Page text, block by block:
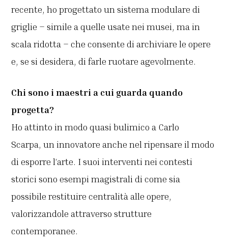
recente, ho progettato un sistema modulare di
griglie – simile a quelle usate nei musei, ma in
scala ridotta – che consente di archiviare le opere
e, se si desidera, di farle ruotare agevolmente.
Chi sono i maestri a cui guarda quando
progetta?
Ho attinto in modo quasi bulimico a Carlo
Scarpa, un innovatore anche nel ripensare il modo
di esporre l’arte. I suoi interventi nei contesti
storici sono esempi magistrali di come sia
possibile restituire centralità alle opere,
valorizzandole attraverso strutture
contemporanee.